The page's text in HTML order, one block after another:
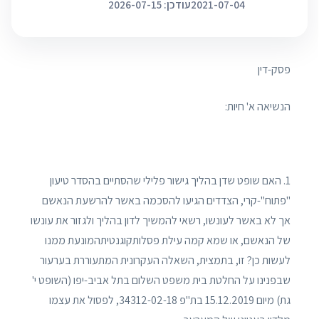
2021-07-04עודכן: 2026-07-15
פסק-דין
הנשיאה א' חיות:
1. האם שופט שדן בהליך גישור פלילי שהסתיים בהסדר טיעון
"פתוח"-קרי, הצדדים הגיעו להסכמה באשר להרשעת הנאשם
אך לא באשר לעונשו, רשאי להמשיך לדון בהליך ולגזור את עונשו
של הנאשם, או שמא קמה עילת פסלותקוגנטיתהמונעת ממנו
לעשות כן? זו, בתמצית, השאלה העקרונית המתעוררת בערעור
שבפנינו על החלטת בית משפט השלום בתל אביב-יפו (השופט י'
גת) מיום 15.12.2019 בת"פ 34312-02-18, לפסול את עצמו